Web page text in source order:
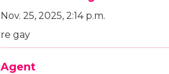
Nov. 25, 2025, 2:14 p.m.
re gay
Agent